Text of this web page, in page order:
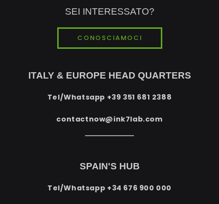
SEI INTERESSATO?
CONOSCIAMOCI
ITALY & EUROPE HEAD QUARTERS
Tel/Whatsapp +39 351 681 2388
contactnow@ink7lab.com
SPAIN'S HUB
Tel/Whatsapp +34 676 900 000